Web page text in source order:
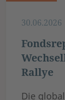
30.06.2026
Rallye
Die